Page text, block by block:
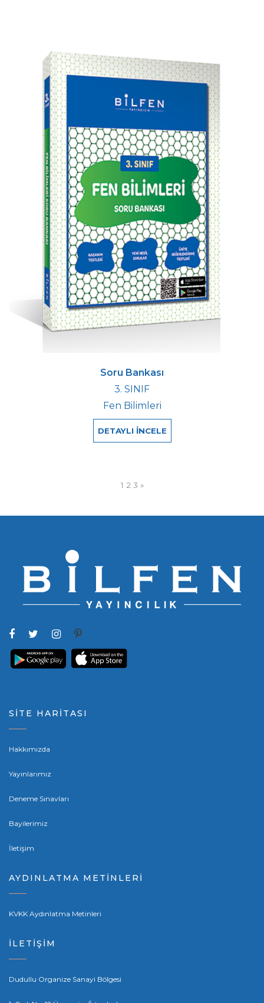
Soru Bankası
3. SINIF
Fen Bilimleri
DETAYLI İNCELE
1 2 3 »
SİTE HARİTASI
Hakkımızda
Yayınlarımız
Deneme Sınavları
Bayilerimiz
İletişim
AYDINLATMA METİNLERİ
KVKK Aydınlatma Metinleri
İLETİŞİM
Dudullu Organize Sanayi Bölgesi